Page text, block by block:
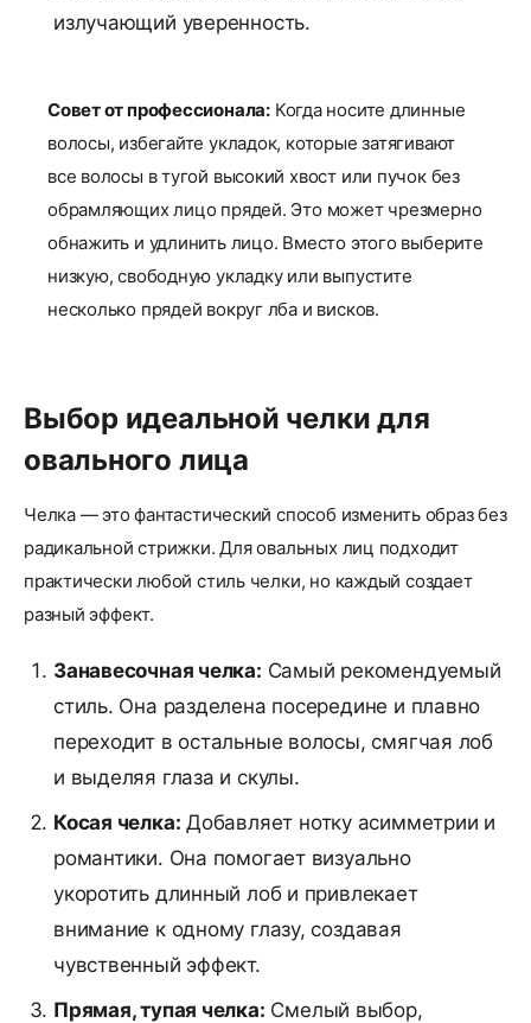
излучающий уверенность.
Совет от профессионала:Когда носите длинные
волосы, избегайте укладок, которые затягивают
все волосы в тугой высокий хвост или пучок без
обрамляющих лицо прядей. Это может чрезмерно
обнажить и удлинить лицо. Вместо этого выберите
низкую, свободную укладку или выпустите
несколько прядей вокруг лба и висков.
Выбор идеальной челки для
овального лица
Челка — это фантастический способ изменить образ без
радикальной стрижки. Для овальных лиц подходит
практически любой стиль челки, но каждый создает
разный эффект.
Занавесочная челка: Самый рекомендуемый
стиль. Она разделена посередине и плавно
переходит в остальные волосы, смягчая лоб
и выделяя глаза и скулы.
Косая челка: Добавляет нотку асимметрии и
романтики. Она помогает визуально
укоротить длинный лоб и привлекает
внимание к одному глазу, создавая
чувственный эффект.
Прямая, тупая челка: Смелый выбор,